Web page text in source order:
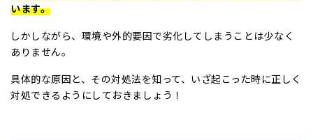
います。
しかしながら、環境や外的要因で劣化してしまうことは少なく
ありません。
具体的な原因と、その対処法を知って、いざ起こった時に正しく
対処できるようにしておきましょう！